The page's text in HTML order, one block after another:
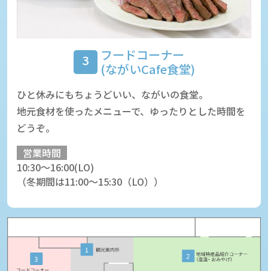
3
フードコーナー
(ながいCafe食堂)
ひと休みにもちょうどいい、ながいの食堂。
地元食材を使ったメニューで、ゆったりとした時間を
どうぞ。
営業時間
10:30～16:00(LO)
（冬期間は11:00～15:30（LO））